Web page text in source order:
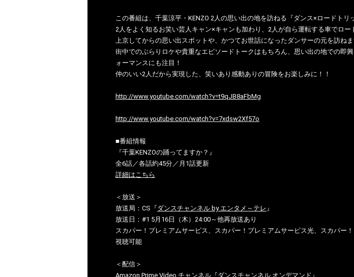
この番組は、千葉涼平・KENZO 2人の思い出の地を訪ねる『ダンス×ロードトリ
2人をよく知るお笑い芸人キャン×キャンも加わり、2人が自ら運転する車でロー
上京してからの思い出スポットや、かつてお世話になったダンサーの元を訪ねま
街中でのぶらりロケや貴重なエピソードトークはもちろん、思い出の地での即
ォーマンスにも注目！
仲のいい2人だから実現した、笑いあり感動ありの冒険をお楽しみに！！
http://www.youtube.com/watch?v=t9qJB8aFbMg
http://www.youtube.com/watch?v=7xdsw2Xf57o
■番組情報
『千葉KENZOの踊ってますか？』
全6話／各話約45分／月1話更新
詳細はこちら
＜放送＞
放送局：CS『ダンスチャンネル by エンタメ～テレ』
放送日：#1 5月16日（木）24:00～他再放送あり
スカパー！プレミアムサービス、スカパー！プレミアムサービス光、スカパー
視聴可能
＜配信＞
Amazon Prime Video チャンネル『ダンスチャンネル オンデマンド』